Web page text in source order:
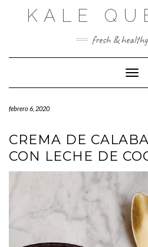
KALE
fresh &
febrero 6, 2020
CREMA DE
CON LECHE DE